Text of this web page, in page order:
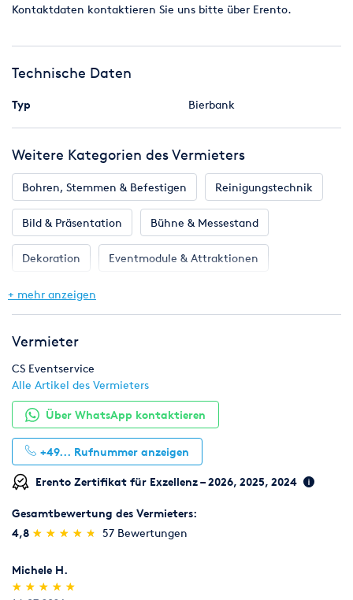
Kontaktdaten kontaktieren Sie uns bitte über Erento.
Technische Daten
Typ Bierbank
Weitere Kategorien des Vermieters
Bohren, Stemmen & Befestigen Reinigungstechnik
Bild & Präsentation Bühne & Messestand
Dekoration Eventmodule & Attraktionen
Gastronomie & Bar
Möbel Pflanzen
Ton & Beschallung Zelte & Zeltsysteme
+ mehr anzeigen
Vermieter
CS Eventservice
Alle Artikel des Vermieters
Über WhatsApp kontaktieren
+49... Rufnummer anzeigen
Erento Zertifikat für Exzellenz – 2026, 2025, 2024
Gesamtbewertung des Vermieters:
4,8 (*)
★
★
(*) ★
★
(*) ★
★
(*) ★
★
(*) ★
★ 57 Bewertungen
Michele H.
(*)
★
★
(*) ★
★
(*) ★
★
(*) ★
★
(*) ★
★